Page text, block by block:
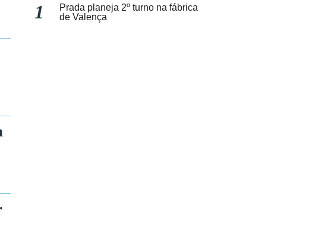
1
Prada planeja 2º turno na fábrica
de Valença